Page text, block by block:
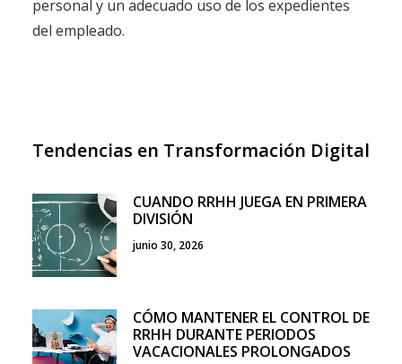
personal y un adecuado uso de los expedientes
del empleado.
Tendencias en Transformación Digital
CUANDO RRHH JUEGA EN PRIMERA
DIVISIÓN
junio 30, 2026
CÓMO MANTENER EL CONTROL DE
RRHH DURANTE PERIODOS
VACACIONALES PROLONGADOS